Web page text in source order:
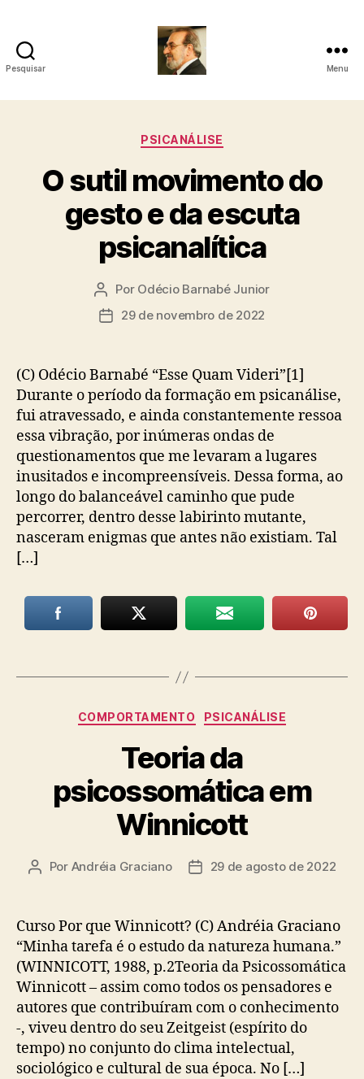
Pesquisar
Girola
-
Psicanalista
e
Terapeuta
Familiar
Menu
Categorias
PSICANÁLISE
O sutil movimento do
gesto e da escuta
psicanalítica
Autor
do
post
Por Odécio Barnabé Junior
Data29 de novembro de 2022
(C) Odécio Barnabé “Esse Quam Videri”[1]
Durante o período da formação em psicanálise,
fui atravessado, e ainda constantemente ressoa
essa vibração, por inúmeras ondas de
questionamentos que me levaram a lugares
inusitados e incompreensíveis. Dessa forma, ao
longo do balanceável caminho que pude
percorrer, dentro desse labirinto mutante,
nasceram enigmas que antes não existiam. Tal
[…]
Categorias
COMPORTAMENTO PSICANÁLISE
Teoria da
psicossomática em
Winnicott
Autor
Por Andréia Graciano
Data29 de agosto de 2022
Curso Por que Winnicott? (C) Andréia Graciano
“Minha tarefa é o estudo da natureza humana.”
(WINNICOTT, 1988, p.2Teoria da Psicossomática
Winnicott – assim como todos os pensadores e
autores que contribuíram com o conhecimento
-, viveu dentro do seu Zeitgeist (espírito do
tempo) no conjunto do clima intelectual,
sociológico e cultural de sua época. No […]